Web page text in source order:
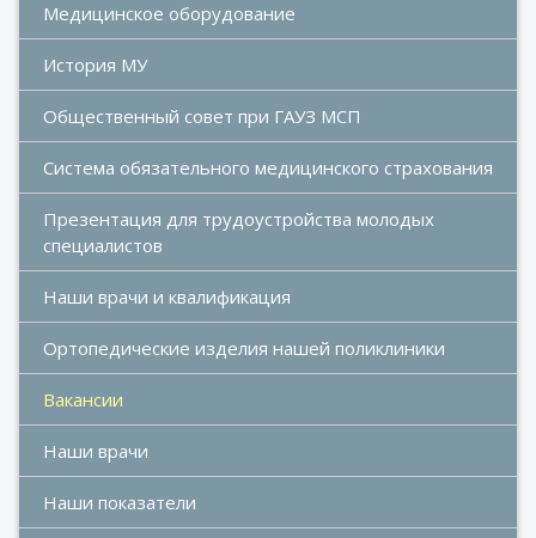
Медицинское оборудование
История МУ
Общественный совет при ГАУЗ МСП
Система обязательного медицинского страхования
Презентация для трудоустройства молодых
специалистов
Наши врачи и квалификация
Ортопедические изделия нашей поликлиники
Вакансии
Наши врачи
Наши показатели